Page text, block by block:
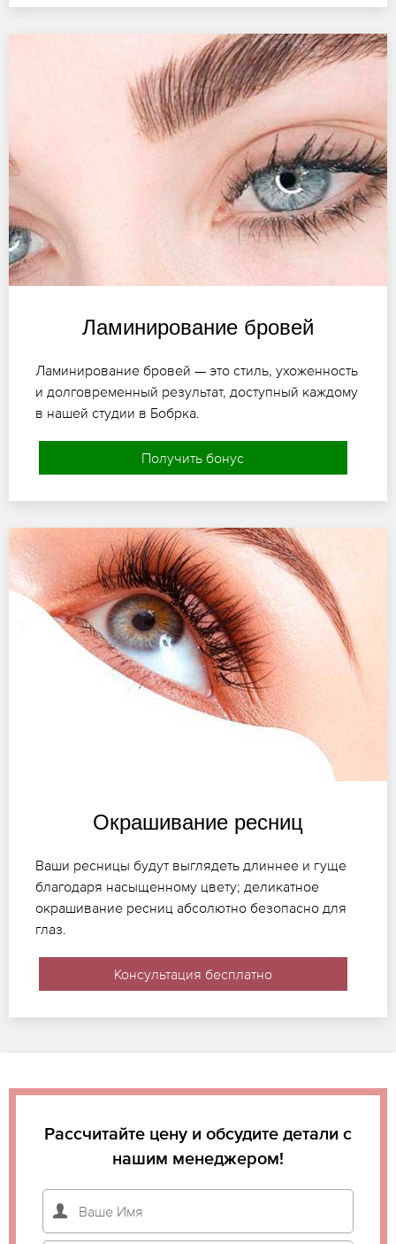
Ламинирование бровей
Ламинирование бровей — это стиль, ухоженность
и долговременный результат, доступный каждому
в нашей студии в Бобрка.
Получить бонус
Окрашивание ресниц
Ваши ресницы будут выглядеть длиннее и гуще
благодаря насыщенному цвету; деликатное
окрашивание ресниц абсолютно безопасно для
глаз.
Консультация бесплатно
Рассчитайте цену и обсудите детали с
нашим менеджером!